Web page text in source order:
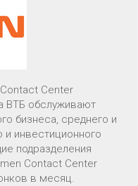
Center
ВТБ обслуживают
бизнеса, среднего и
и инвестиционного
подразделения
Contact Center
в месяц.